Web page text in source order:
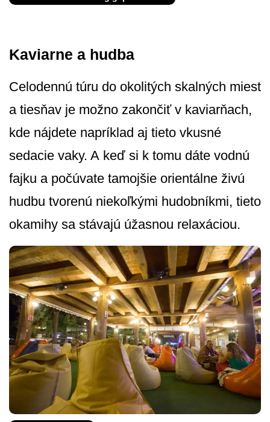
Kaviarne a hudba
Celodennú túru do okolitých skalných miest
a tiesňav je možno zakončiť v kaviarňach,
kde nájdete napríklad aj tieto vkusné
sedacie vaky. A keď si k tomu dáte vodnú
fajku a počúvate tamojšie orientálne živú
hudbu tvorenú niekoľkými hudobníkmi, tieto
okamihy sa stávajú úžasnou relaxáciou.